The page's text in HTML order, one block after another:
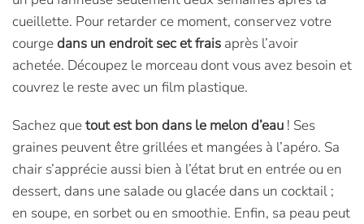
cueillette. Pour retarder ce moment, conservez votre
courgedans un endroit sec et frais après l’avoir
achetée. Découpez le morceau dont vous avez besoin et
couvrez le reste avec un film plastique.
Sachez quetout est bon dans le melon d’eau ! Ses
graines peuvent être grillées et mangées à l’apéro. Sa
chair s’apprécie aussi bien à l’état brut en entrée ou en
dessert, dans une salade ou glacée dans un cocktail ;
en soupe, en sorbet ou en smoothie. Enfin, sa peau peut